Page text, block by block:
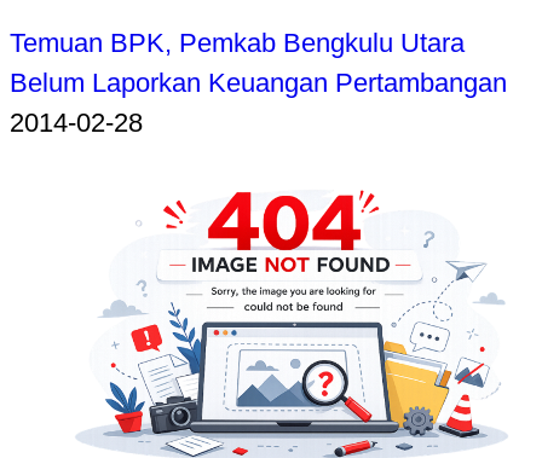
Temuan BPK, Pemkab Bengkulu Utara
Belum Laporkan Keuangan Pertambangan
2014-02-28